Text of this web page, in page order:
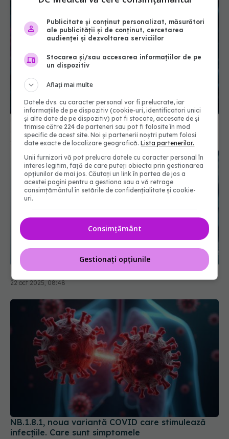
COVID, impact asupra creierului. Reduce nivelul
de cortizol
21 aug 2024, 12:59
COVID-19, evoluție neașteptată
22 oct 2025, 08:48
NB.1.8.1, noua variantă COVID care stimulează
infecțiile. Care sunt simptomele
Publicitate și conținut personalizat, măsurători
ale publicității și de conținut, cercetarea
audienței și dezvoltarea serviciilor
Stocarea și/sau accesarea informațiilor de pe
un dispozitiv
Aflați mai multe
Datele dvs. cu caracter personal vor fi prelucrate, iar
informațiile de pe dispozitiv (cookie-uri, identificatori unici
și alte date de pe dispozitiv) pot fi stocate, accesate de și
trimise către 224 de parteneri sau pot fi folosite în mod
specific de acest site. Noi și partenerii noștri putem folosi
date exacte de localizare geografică.Lista partenerilor.
Unii furnizori vă pot prelucra datele cu caracter personal în
interes legitim, față de care puteți obiecta prin gestionarea
opțiunilor de mai jos. Căutați un link în partea de jos a
acestei pagini pentru a gestiona sau a vă retrage
consimțământul în setările de confidențialitate și cookie-
uri.
Consimțământ
Gestionați opțiunile